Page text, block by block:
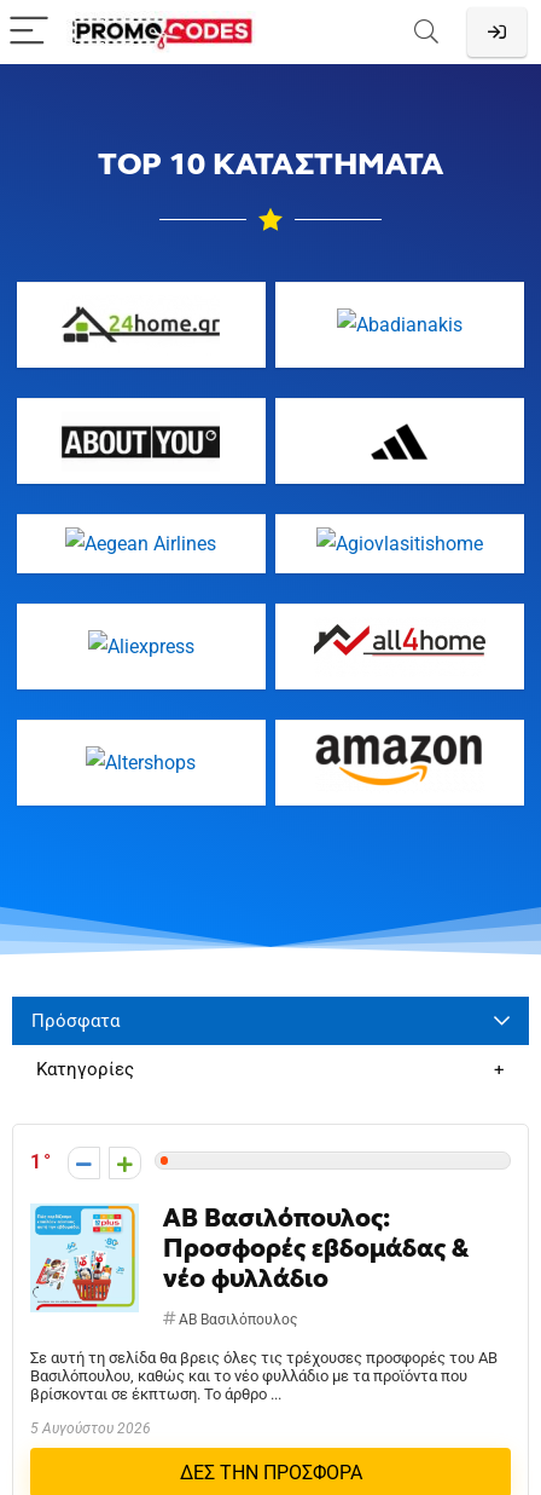
TOP 10 ΚΑΤΑΣΤΗΜΑΤΑ
Πρόσφατα
Κατηγορίες
1
ΑΒ Βασιλόπουλος:
Προσφορές εβδομάδας &
νέο φυλλάδιο
ΑΒ Βασιλόπουλος
Σε αυτή τη σελίδα θα βρεις όλες τις τρέχουσες προσφορές του ΑΒ
Βασιλόπουλου, καθώς και το νέο φυλλάδιο με τα προϊόντα που
βρίσκονται σε έκπτωση. Το άρθρο ...
5 Αυγούστου 2026
ΔΕΣ ΤΗΝ ΠΡΟΣΦΟΡΑ